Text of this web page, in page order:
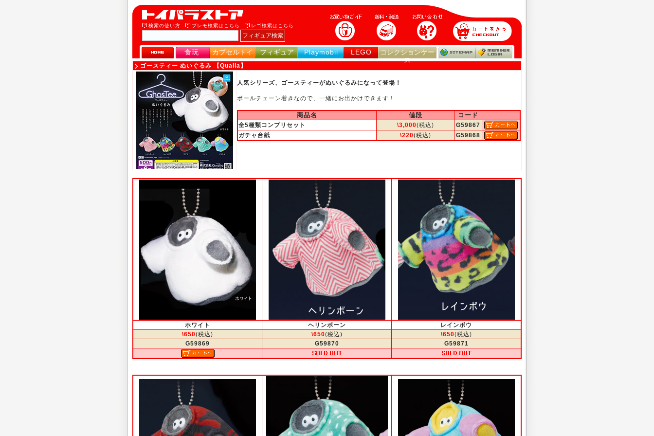
検索の使い方 プレモ検索はこちら レゴ検索はこちら
食玩 カプセルトイ フィギュア Playmobil LEGO
コレクションケー
ス
ゴースティー ぬいぐるみ 【Qualia】
人気シリーズ、ゴースティーがぬいぐるみになって登場！
ボールチェーン着きなので、一緒にお出かけできます！
商品名 値段 コード
全5種類コンプリセット \3,000(税込)
G59867
ガチャ台紙
\220(税込) G59868
ホワイト ヘリンボーン
レインボウ
\650(税込) \650(税込) \650(税込)
G59869
G59870 G59871